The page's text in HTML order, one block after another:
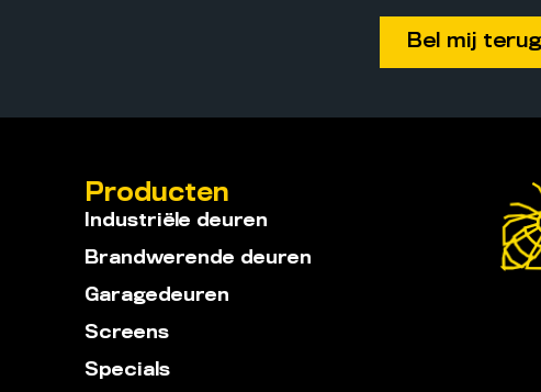
Producten
Industriële deuren
Brandwerende deuren
Garagedeuren
Screens
Specials